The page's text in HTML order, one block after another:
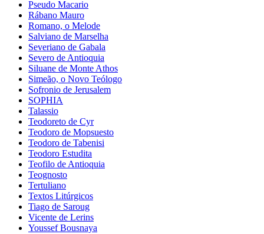
Pseudo Macario
Rábano Mauro
Romano, o Melode
Salviano de Marselha
Severiano de Gabala
Severo de Antioquia
Siluane de Monte Athos
Simeão, o Novo Teólogo
Sofronio de Jerusalem
SOPHIA
Talassio
Teodoreto de Cyr
Teodoro de Mopsuesto
Teodoro de Tabenisi
Teodoro Estudita
Teofilo de Antioquia
Teognosto
Tertuliano
Textos Litúrgicos
Tiago de Saroug
Vicente de Lerins
Youssef Bousnaya